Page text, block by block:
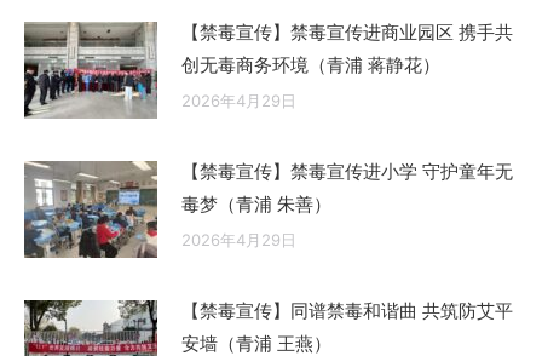
【禁毒宣传】禁毒宣传进商业园区 携手共
创无毒商务环境（青浦 蒋静花）
2026年4月29日
【禁毒宣传】禁毒宣传进小学 守护童年无
毒梦（青浦 朱善）
2026年4月29日
【禁毒宣传】同谱禁毒和谐曲 共筑防艾平
安墙（青浦 王燕）